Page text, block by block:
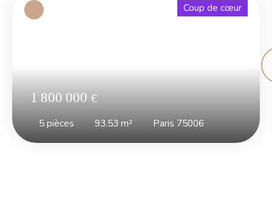
1 800 000 €
5pièces 93.53 m² Paris 75006
Coup de cœur